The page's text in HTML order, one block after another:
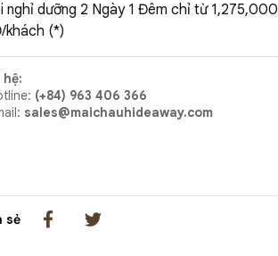
nghỉ dưỡng 2 Ngày 1 Đêm chỉ từ 1,275,000
khách (*)
hệ:
(+84) 963 406 366
sales@maichauhideaway.com
sẻ